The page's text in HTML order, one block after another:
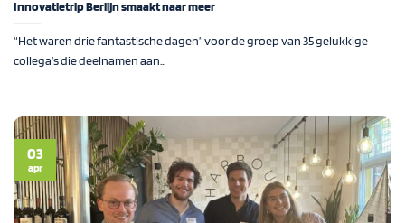
Innovatietrip Berlijn smaakt naar meer
“Het waren drie fantastische dagen” voor de groep van 35 gelukkige
collega’s die deelnamen aan...
03
apr